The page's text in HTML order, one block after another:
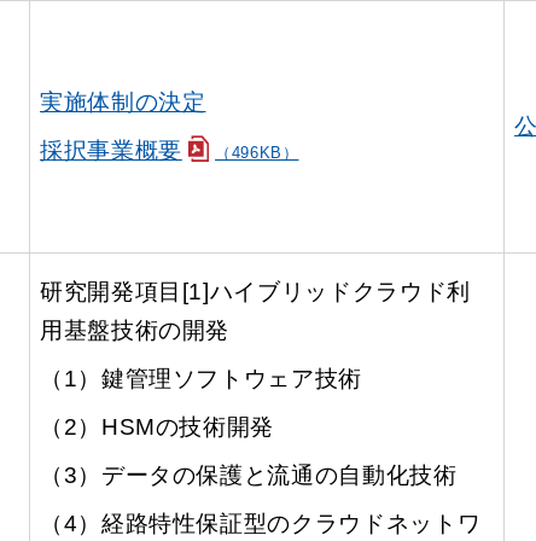
実施体制の決定
採択事業概要
（496KB）
研究開発項目[1]ハイブリッドクラウド利
用基盤技術の開発
（1）鍵管理ソフトウェア技術
（2）HSMの技術開発
（3）データの保護と流通の自動化技術
（4）経路特性保証型のクラウドネットワ